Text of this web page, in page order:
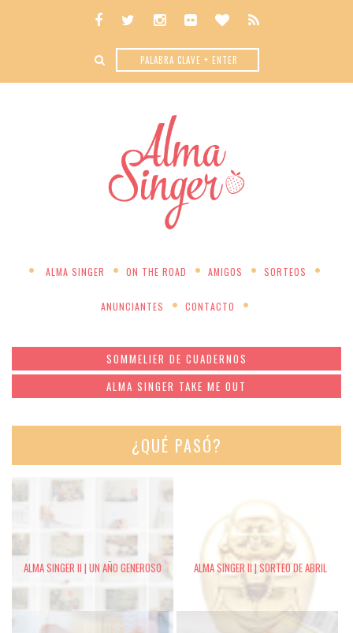
ALMA SINGER ON THE ROAD AMIGOS SORTEOS
ANUNCIANTES CONTACTO
SOMMELIER DE CUADERNOS
ALMA SINGER TAKE ME OUT
¿QUÉ PASÓ?
ALMA SINGER II | UN AÑO GENEROSO ALMA SINGER II | SORTEO DE ABRIL